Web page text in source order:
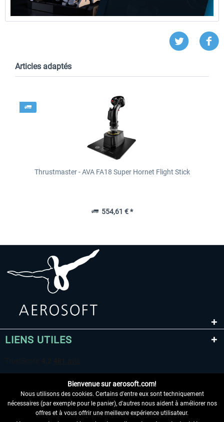
Articles adaptés
Thrustmaster - AVA FA18 Super Hornet Flight Stick
554,61 € *
LIENS UTILES
Bienvenue sur aerosoft.com!
Nous utilisons des cookies. Certains d'entre eux sont techniquement
nécessaires (par exemple pour le panier), d'autres nous aident à améliorer nos
offres et à vous offrir une meilleure expérience utilisateur.